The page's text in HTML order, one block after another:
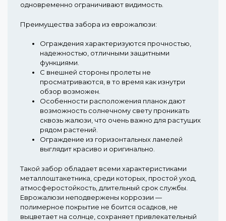
одновременно ограничивают видимость.
Преимущества забора из еврожалюзи:
Ограждения характеризуются прочностью,
надежностью, отличными защитными
функциями.
С внешней стороны пролеты не
просматриваются, в то время как изнутри
обзор возможен.
Особенности расположения планок дают
возможность солнечному свету проникать
сквозь жалюзи, что очень важно для растущих
рядом растений.
Ограждение из горизонтальных ламелей
выглядит красиво и оригинально.
Такой забор обладает всеми характеристиками
металлоштакетника, среди которых, простой уход,
атмосферостойкость, длительный срок службы.
Еврожалюзи неподвержены коррозии —
полимерное покрытие не боится осадков, не
выцветает на солнце, сохраняет привлекательный